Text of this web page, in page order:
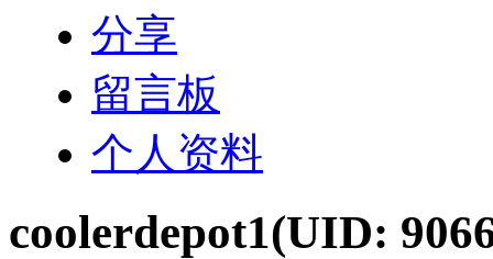
分享
留言板
个人资料
coolerdepot1(UID: